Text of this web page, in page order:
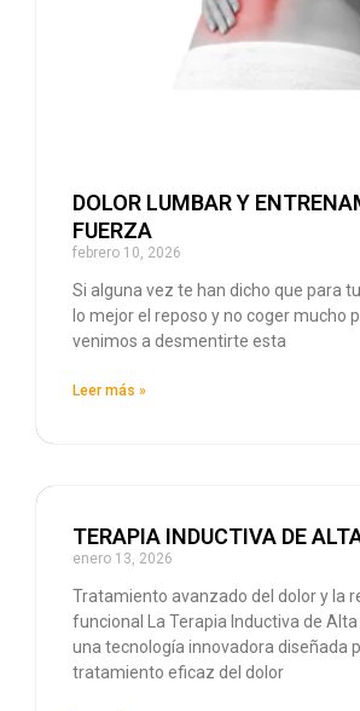
DOLOR LUMBAR Y
FUERZA
febrero 10, 2026
Si alguna vez te han dicho que para
lo mejor el reposo y no coger mucho
venimos a desmentirte esta
Leer más »
TERAPIA INDUCTIVA DE
enero 13, 2026
Tratamiento avanzado del dolor y la
funcional La Terapia Inductiva de Alta
una tecnología innovadora diseñada
tratamiento eficaz del dolor